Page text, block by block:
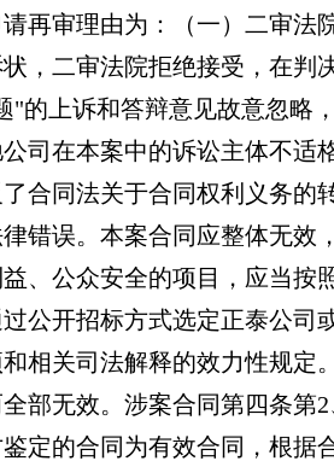
再审理由为：（一）二审法
，二审法院拒绝接受，在判
"的上诉和答辩意见故意忽略
司在本案中的诉讼主体不适
合同法关于合同权利义务的
错误。本案合同应整体无效
、公众安全的项目，应当按
公开招标方式选定正泰公司
相关司法解释的效力性规定
部无效。涉案合同第四条第2
定的合同为有效合同，根据